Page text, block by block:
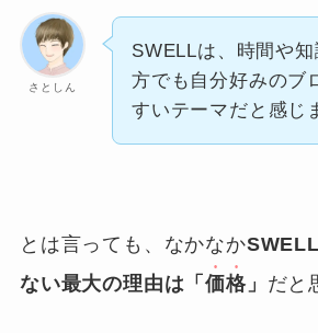
さとしん
SWELLは、時間や
方でも自分好みのブ
すいテーマだと感じ
とは言っても、なかなか
ない最大の理由は「価格」 だと